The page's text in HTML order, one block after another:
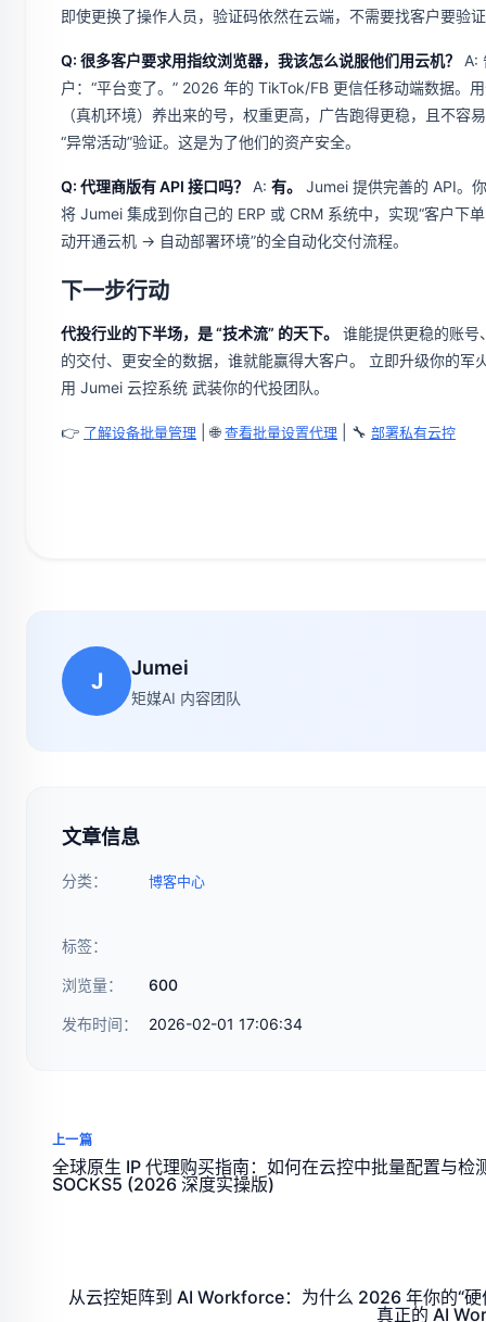
即使更换了操作人员，验证码依然在云端，不需要找客户要验
Q: 很多客户要求用指纹浏览器，我该怎么说服他们用云机？
A:
户：“平台变了。” 2026 年的 TikTok/FB 更信任移动端数据。
（真机环境）养出来的号，权重更高，广告跑得更稳，且不容
“异常活动”验证。这是为了他们的资产安全。
Q: 代理商版有 API 接口吗？ A: 有。
Jumei 提供完善的 API。
将 Jumei 集成到你自己的 ERP 或 CRM 系统中，实现“客户下
动开通云机 -> 自动部署环境”的全自动化交付流程。
下一步行动
代投行业的下半场，是 “技术流” 的天下。
谁能提供更稳的账号
的交付、更安全的数据，谁就能赢得大客户。 立即升级你的军
用 Jumei 云控系统 武装你的代投团队。
👉 了解设备批量管理 | 🌐查看批量设置代理 | 🔧 部署私有云控
J
Jumei
矩媒AI 内容团队
文章信息
分类： 博客中心
标签：
浏览量： 600
发布时间： 2026-02-01 17:06:34
上一篇
全球原生 IP 代理购买指南：如何在云控中批量配置与检
SOCKS5 (2026 深度实操版)
从云控矩阵到 AI Workforce：为什么 2026 年你的“硬
真正的 AI